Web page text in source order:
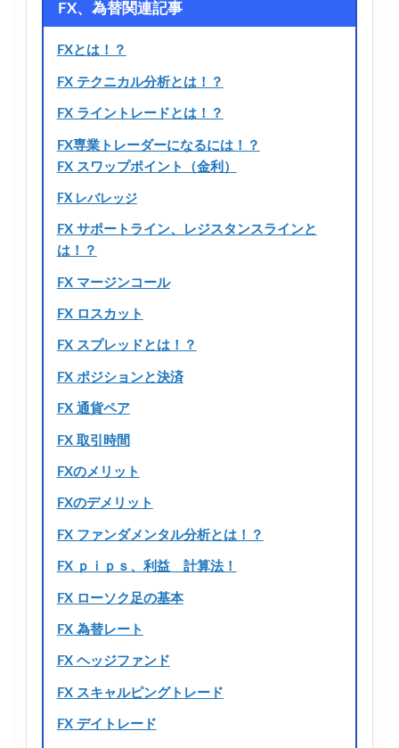
FX、為替関連記事
FXとは！？
FX テクニカル分析とは！？
FX ライントレードとは！？
FX専業トレーダーになるには！？
FX スワップポイント（金利）
FX レバレッジ
FX サポートライン、レジスタンスラインと
は！？
FX マージンコール
FX ロスカット
FX スプレッドとは！？
FX ポジションと決済
FX 通貨ペア
FX 取引時間
FXのメリット
FXのデメリット
FX ファンダメンタル分析とは！？
FX ｐｉｐｓ、利益 計算法！
FX ローソク足の基本
FX 為替レート
FX ヘッジファンド
FX スキャルピングトレード
FX デイトレード